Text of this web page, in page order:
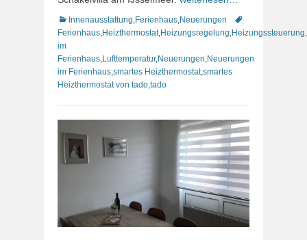
Kategorien
Innenausstattung Ferienhaus Neuerungen
Schlagworte
Ferienhaus Heizthermostat, Heizungsregelung Heizungssteuerung
im
Ferienhaus Lufttemperatur, Neuerungen Neuerungen
im Ferienhaus smartes Heizthermostat,smartes
Heizthermostat von tado tado